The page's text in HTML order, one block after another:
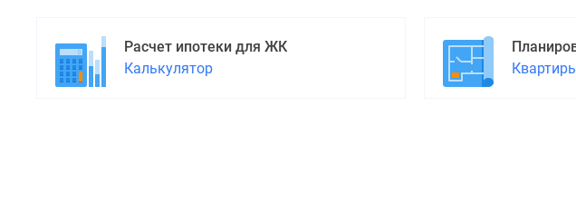
Расчет ипотеки для ЖК
Калькулятор